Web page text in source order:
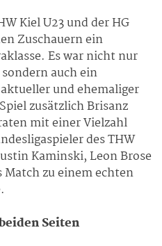
Kiel U23 und der HG
Zuschauern ein
Es war nicht nur
auch ein
und ehemaliger
zusätzlich Brisanz
mit einer Vielzahl
des THW
Kaminski, Leon Brose
Match zu einem echten
Seiten